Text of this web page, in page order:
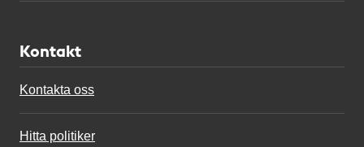
Kontakt
Kontakta oss
Hitta politiker